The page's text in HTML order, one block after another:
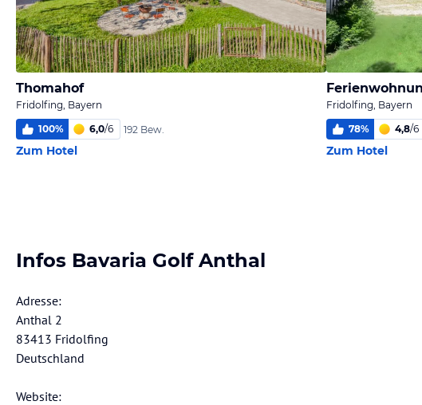
Thomahof
Fridolfing, Bayern
100% 6,0/6 192 Bew.
Zum Hotel
Fridolfing, Bayern
78% 4,8/6
Zum Hotel
Infos Bavaria Golf Anthal
Adresse:
Anthal 2
83413 Fridolfing
Deutschland
Website: